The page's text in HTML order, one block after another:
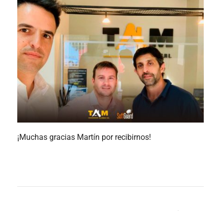
¡Muchas gracias Martín por recibirnos!